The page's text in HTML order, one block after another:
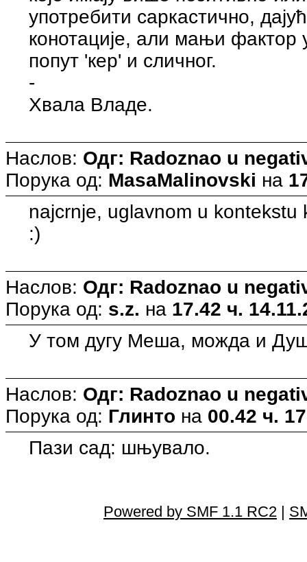
употребити саркастично,
конотације, али мањи
попут 'кер' и сличног.
-
Хвала Владе.
Наслов: Одг: Radoznao u
Порука од: MasaMalinovski на
najcrnje, uglavnom u
:)
Наслов: Одг: Radoznao u
Порука од: s.z. на 17.42 ч.
У том дугу Меша, можда и
Наслов: Одг: Radoznao u
Порука од: Глинто на 00.42 ч.
Пази сад: шњувало.
Powered by SMF 1.1 RC2 |